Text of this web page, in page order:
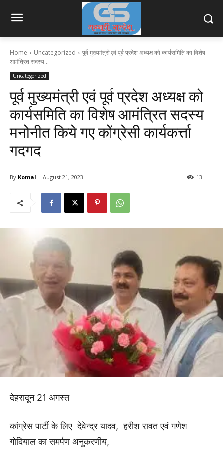
Home Uncategorized
पूर्व मुख्यमंत्री एवं पूर्व प्रदेश अध्यक्ष को कार्यसमिति का विशेष
आमंत्रित सदस्य...
Uncategorized
पूर्व मुख्यमंत्री एवं पूर्व प्रदेश अध्यक्ष को
कार्यसमिति का विशेष आमंत्रित सदस्य
मनोनीत किये गए कोंग्रेसी कार्यकर्त्ता
गदगद
By Komal August 21, 2023 13
देहरादून 21 अगस्त
कांग्रेस पार्टी के लिए देवेन्द्र यादव, हरीश रावत एवं गणेश
गोदियाल का समर्पण अनुकरणीय,